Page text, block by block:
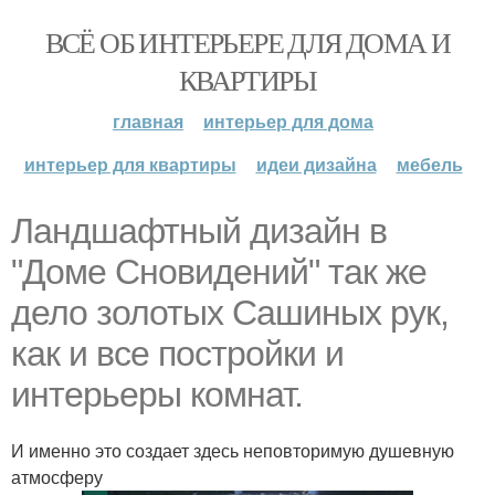
ВСЁ ОБ ИНТЕРЬЕРЕ ДЛЯ ДОМА И
КВАРТИРЫ
главная
интерьер для дома
интерьер для квартиры
идеи дизайна мебель
Ландшафтный дизайн в
"Доме Сновидений" так же
дело золотых Сашиных рук,
как и все постройки и
интерьеры комнат.
И именно это создает здесь неповторимую душевную
атмосферу